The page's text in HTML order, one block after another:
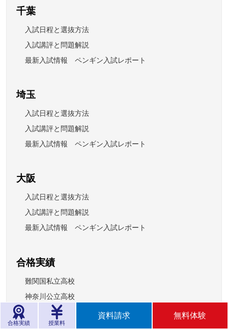
千葉
入試日程と選抜方法
入試講評と問題解説
最新入試情報 ペンギン入試レポート
埼玉
入試日程と選抜方法
入試講評と問題解説
最新入試情報 ペンギン入試レポート
大阪
入試日程と選抜方法
入試講評と問題解説
最新入試情報 ペンギン入試レポート
合格実績
難関国私立高校
神奈川公立高校
東京都立高校
千葉県公立高校
合格実績 授業料
資料請求 無料体験